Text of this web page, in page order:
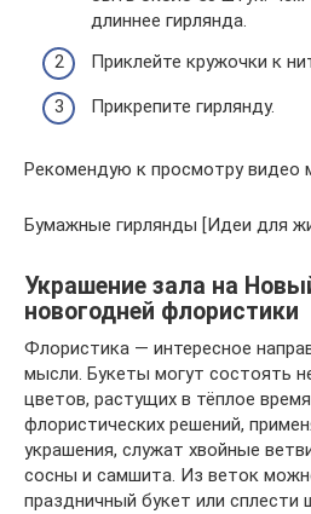
длиннее гирлянда.
Приклейте кружочки к
Прикрепите гирлянду.
Рекомендую к просмотру видео
Бумажные гирлянды [Идеи для
Украшение зала на
новогодней флористики
Флористика — интересное
мысли. Букеты могут состоять
цветов, растущих в тёплое
флористических решений,
украшения, служат хвойные
сосны и самшита. Из веток
праздничный букет или